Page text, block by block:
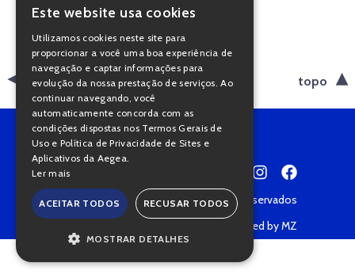
voltar topo
Copyright © 2022 • Todos os direitos reservados
Powered by MZ
PORTUGUESE
Este website usa cookies
Utilizamos cookies neste site para
proporcionar a você uma boa experiência de
navegação e captar informações para
evolução da nossa prestação de serviços. Ao
continuar navegando, você
automaticamente concorda com as
condições dispostas nos Termos Gerais de
Uso e Política de Privacidade de Sites e
Aplicativos da Aegea.
Ler mais
ACEITAR TODOS RECUSAR TODOS
MOSTRAR DETALHES